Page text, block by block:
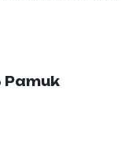
Pamuk